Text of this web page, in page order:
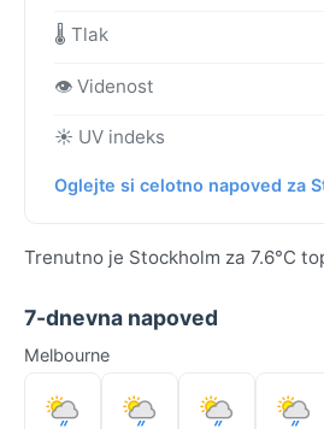
🌡️ Tlak
👁️ Videnost
☀️ UV indeks
Oglejte si celotno napoved za
Trenutno je Stockholm za 7.6°C
7-dnevna napoved
Melbourne